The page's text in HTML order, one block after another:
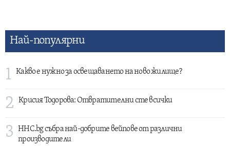
Най-популярни
1 Какво е нужно за освещаването на ново жилище?
2 Крисия Тодорова: Отвратителни сте всички
3
HHC.bg събра най-добрите вейпове от различни
производители